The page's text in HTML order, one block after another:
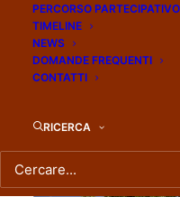
PERCORSO PARTECIPATIVO
TIMELINE
NEWS
DOMANDE FREQUENTI
CONTATTI
RICERCA
Viale